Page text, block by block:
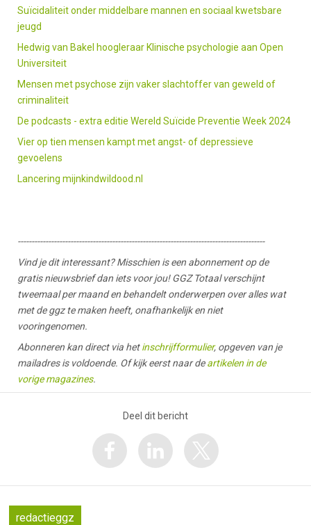
Suïcidaliteit onder middelbare mannen en sociaal kwetsbare
jeugd
Hedwig van Bakel hoogleraar Klinische psychologie aan Open
Universiteit
Mensen met psychose zijn vaker slachtoffer van geweld of
criminaliteit
De podcasts - extra editie Wereld Suïcide Preventie Week 2024
Vier op tien mensen kampt met angst- of depressieve
gevoelens
Lancering mijnkindwildood.nl
-----------------------------------------------------------------------------------------
Vind je dit interessant? Misschien is een abonnement op de
gratis nieuwsbrief dan iets voor jou! GGZ Totaal verschijnt
tweemaal per maand en behandelt onderwerpen over alles wat
met de ggz te maken heeft, onafhankelijk en niet
vooringenomen.
Abonneren kan direct via hetinschrijfformulier, opgeven van je
mailadres is voldoende. Of kijk eerst naar deartikelen in de
vorige magazines.
Deel dit bericht
redactieggz